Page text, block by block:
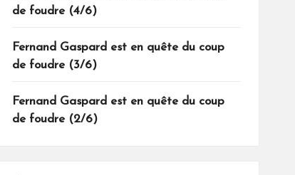
de foudre (4/6)
Fernand Gaspard est en quête du coup
de foudre (3/6)
Fernand Gaspard est en quête du coup
de foudre (2/6)